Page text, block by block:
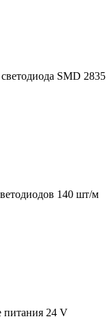
SMD 2835
140 шт/м
питания 24 V